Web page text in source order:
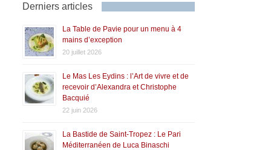
Derniers articles
La Table de Pavie pour un menu à 4
mains d’exception
20 juillet 2026
Le Mas Les Eydins : l’Art de vivre et de
recevoir d’Alexandra et Christophe
Bacquié
22 juin 2026
La Bastide de Saint-Tropez : Le Pari
Méditerranéen de Luca Binaschi